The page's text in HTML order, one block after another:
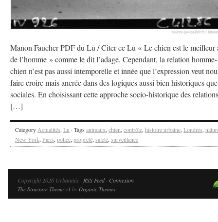
Manon Faucher PDF du Lu / Citer ce Lu « Le chien est le meilleur
de l’homme » comme le dit l’adage. Cependant, la relation homme-
chien n’est pas aussi intemporelle et innée que l’expression veut
faire croire mais ancrée dans des logiques aussi bien historiques que
sociales. En choisissant cette approche socio-historique des relations
[…]
Category Actualités, Lu · Tags animaux, chien, contrôle, histoire urbaine, Londres,
New York, Paris, police, propreté, saleté, surveillance
Copyright 2026 Urbanités · RSS Feed· Connexion
The Structure Theme v3 by Organic Themes